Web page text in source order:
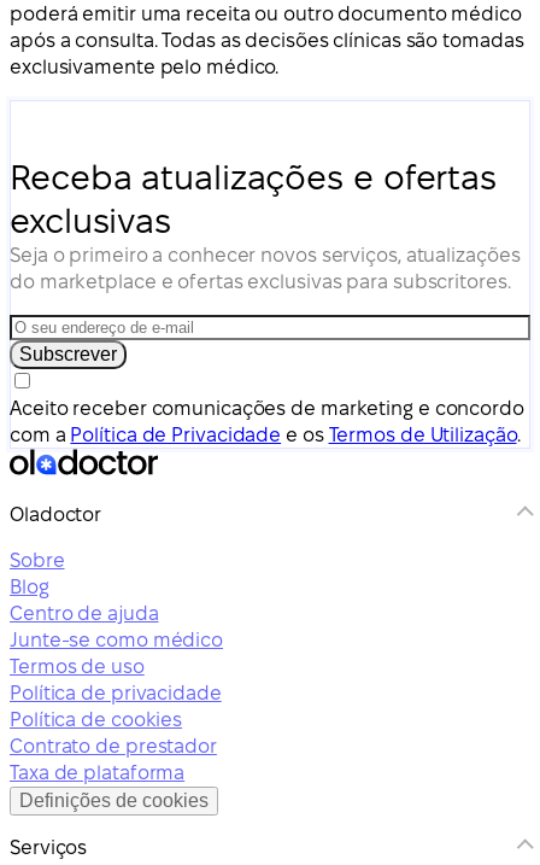
poderá emitir uma receita ou outro documento médico
após a consulta. Todas as decisões clínicas são tomadas
exclusivamente pelo médico.
Receba atualizações e ofertas
exclusivas
Seja o primeiro a conhecer novos serviços, atualizações
do marketplace e ofertas exclusivas para subscritores.
Subscrever
Aceito receber comunicações de marketing e concordo
com a Política de Privacidade e os Termos de Utilização.
Oladoctor
Sobre
Blog
Centro de ajuda
Junte-se como médico
Termos de uso
Política de privacidade
Política de cookies
Contrato de prestador
Taxa de plataforma
Definições de cookies
Serviços